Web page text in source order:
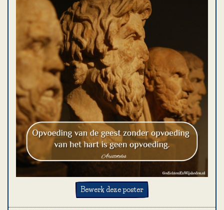
Bewerk deze poster